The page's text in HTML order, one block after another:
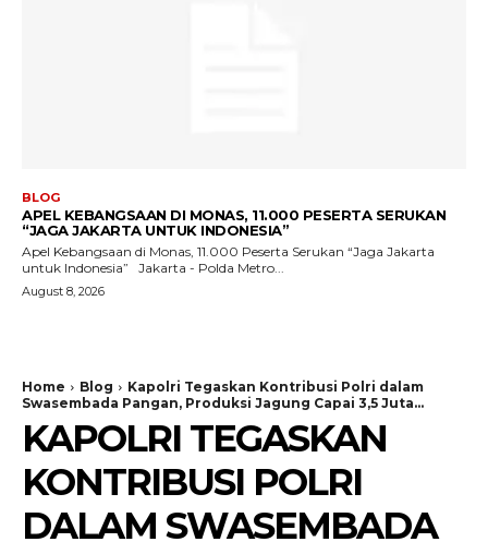
BLOG
APEL KEBANGSAAN DI MONAS, 11.000 PESERTA SERUKAN
“JAGA JAKARTA UNTUK INDONESIA”
Apel Kebangsaan di Monas, 11.000 Peserta Serukan “Jaga Jakarta
untuk Indonesia” Jakarta - Polda Metro...
August 8, 2026